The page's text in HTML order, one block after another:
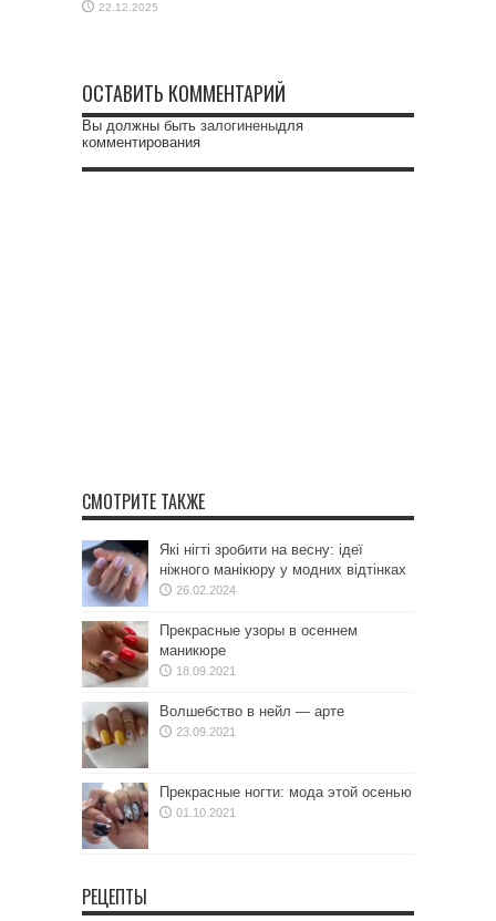
22.12.2025
ОСТАВИТЬ КОММЕНТАРИЙ
Вы должны быть залогиненыдля
комментирования
СМОТРИТЕ ТАКЖЕ
Які нігті зробити на весну: ідеї
ніжного манікюру у модних відтінках
26.02.2024
Прекрасные узоры в осеннем
маникюре
18.09.2021
Волшебство в нейл — арте
23.09.2021
Прекрасные ногти: мода этой осенью
01.10.2021
РЕЦЕПТЫ